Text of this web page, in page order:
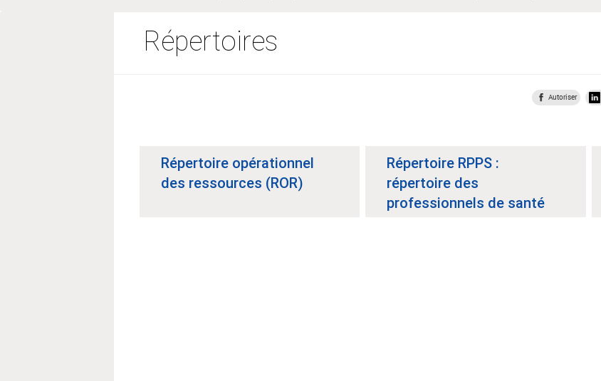
Répertoires
Autoriser
Répertoire opérationnel
des ressources (ROR)
Répertoire RPPS :
répertoire des
professionnels de santé